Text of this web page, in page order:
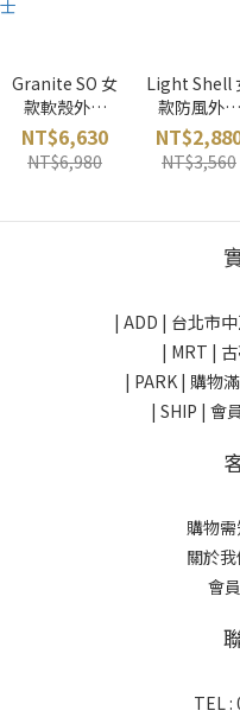
Granite SO 女
款軟殼外套
(紫風輪)
MAMMUT 瑞
士
NT$6,630
NT$6,980
Light Shell
款防風外套
(粉) mont-
bell 日本
NT$3,560
| ADD | 台北市
| MRT |
| PARK | 購物
| SHIP | 會
購物
關於
會
TEL :